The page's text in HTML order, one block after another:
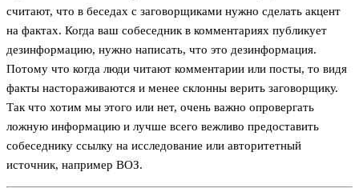
считают, что в беседах с заговорщиками нужно сделать акцент
на фактах. Когда ваш собеседник в комментариях публикует
дезинформацию, нужно написать, что это дезинформация.
Потому что когда люди читают комментарии или посты, то видя
факты настораживаются и менее склонны верить заговорщику.
Так что хотим мы этого или нет, очень важно опровергать
ложную информацию и лучше всего вежливо предоставить
собеседнику ссылку на исследование или авторитетный
источник, например ВОЗ.